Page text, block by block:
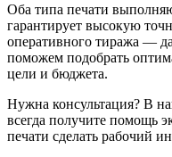
Оба типа печати
гарантирует высокую
оперативного тиража —
поможем подобрать
цели и бюджета.
Нужна консультация? В
всегда получите помощь
печати сделать рабочий